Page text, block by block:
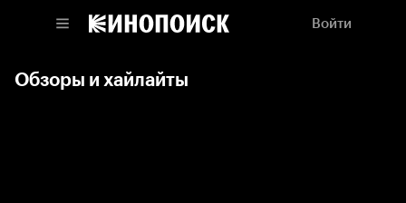
Войти
Обзоры и хайлайты